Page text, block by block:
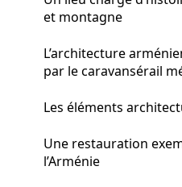
et montagne
L’architecture
par le caravansérail
Les éléments
Une restauration
l’Arménie